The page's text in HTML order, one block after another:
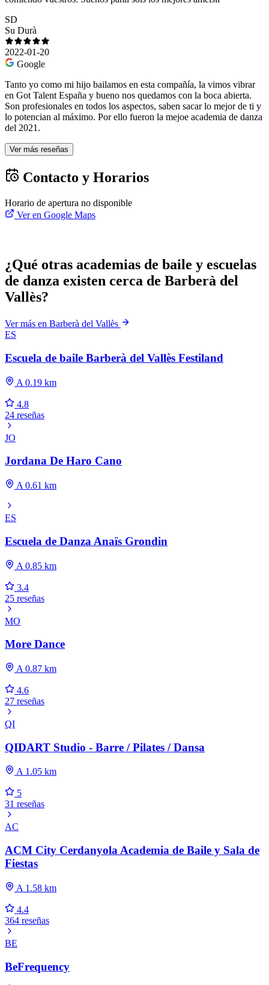
SD
Su Durà
2022-01-20
Google
Tanto yo como mi hijo bailamos en esta compañía, la vimos vibrar
en Got Talent España y bueno nos quedamos con la boca abierta.
Son profesionales en todos los aspectos, saben sacar lo mejor de ti y
lo potencian al máximo. Por ello fueron la mejoe academia de danza
del 2021.
Ver más reseñas
Contacto y Horarios
Horario de apertura no disponible
Ver en Google Maps
¿Qué otras academias de baile y escuelas
de danza existen cerca de Barberà del
Vallès?
Ver más en Barberà del Vallès
ES
Escuela de baile Barberà del Vallès Festiland
A 0.19 km
4.8
24 reseñas
JO
Jordana De Haro Cano
A 0.61 km
ES
Escuela de Danza Anaïs Grondin
A 0.85 km
3.4
25 reseñas
MO
More Dance
A 0.87 km
4.6
27 reseñas
QI
QIDART Studio - Barre / Pilates / Dansa
A 1.05 km
5
31 reseñas
AC
ACM City Cerdanyola Academia de Baile y Sala de
Fiestas
A 1.58 km
4.4
364 reseñas
BE
BeFrequency